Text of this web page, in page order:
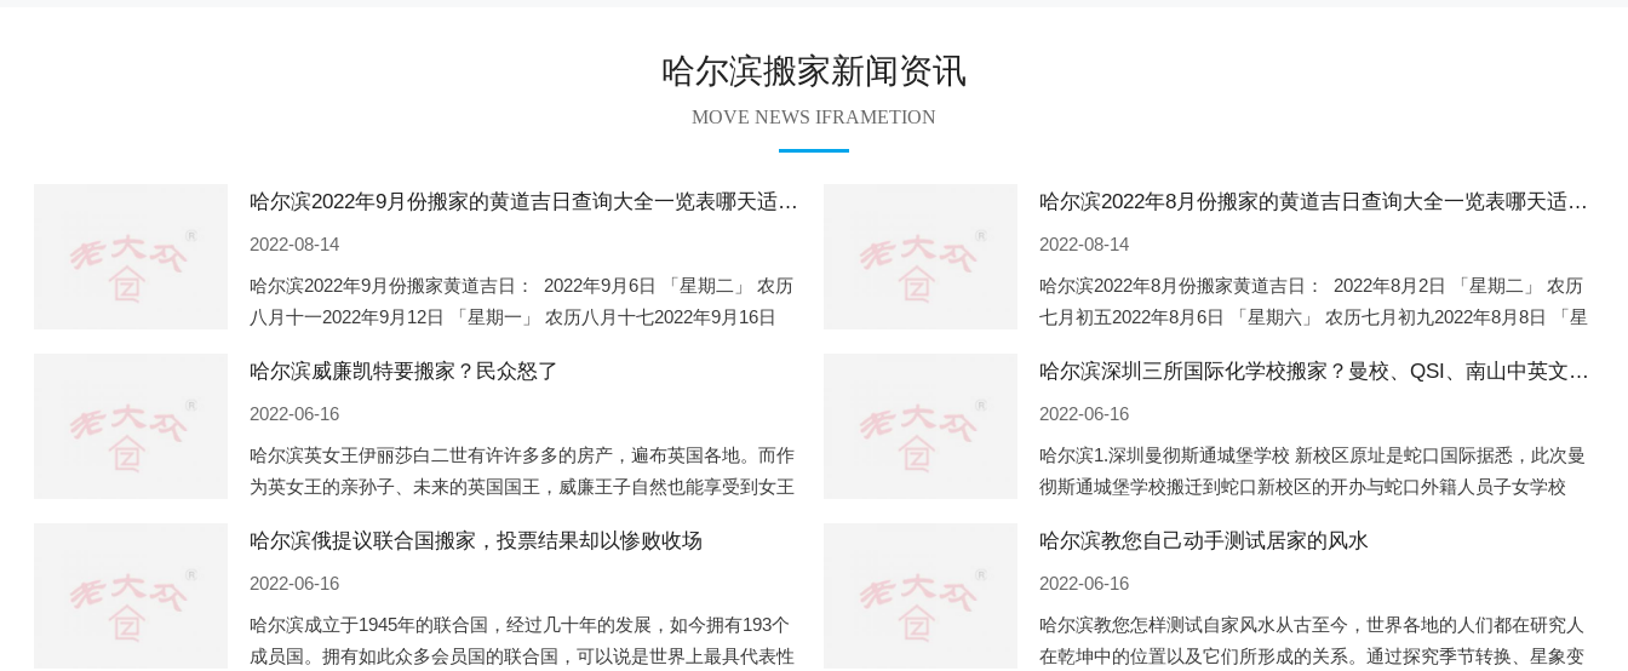
哈尔滨搬家新闻资讯
MOVE NEWS IFRAMETION
哈尔滨2022年9月份搬家的黄道吉日查询大全一览表哪天适合搬家好日子
2022-08-14
哈尔滨2022年9月份搬家黄道吉日： 2022年9月6日 「星期二」 农历
八月十一2022年9月12日 「星期一」 农历八月十七2022年9月16日
哈尔滨2022年8月份搬家的黄道吉日查询大全一览表哪天适合搬家好日子
2022-08-14
哈尔滨2022年8月份搬家黄道吉日： 2022年8月2日 「星期二」 农历
七月初五2022年8月6日 「星期六」 农历七月初九2022年8月8日 「星
哈尔滨威廉凯特要搬家？民众怒了
2022-06-16
哈尔滨英女王伊丽莎白二世有许许多多的房产，遍布英国各地。而作
为英女王的亲孙子、未来的英国国王，威廉王子自然也能享受到女王
是位于伦敦的肯辛顿宫，一处
哈尔滨深圳三所国际化学校搬家？曼校、QSI、南山中英文搬走了
2022-06-16
哈尔滨1.深圳曼彻斯通城堡学校 新校区原址是蛇口国际据悉，此次曼
彻斯通城堡学校搬迁到蛇口新校区的开办与蛇口外籍人员子女学校
正式并入蛇口外籍
哈尔滨俄提议联合国搬家，投票结果却以惨败收场
2022-06-16
哈尔滨成立于1945年的联合国，经过几十年的发展，如今拥有193个
成员国。拥有如此众多会员国的联合国，可以说是世界上最具代表性
哈尔滨教您自己动手测试居家的风水
2022-06-16
哈尔滨教您怎样测试自家风水从古至今，世界各地的人们都在研究人
在乾坤中的位置以及它们所形成的关系。通过探究季节转换、星象变